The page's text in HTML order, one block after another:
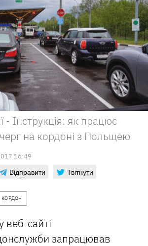
- Інструкція: як працює
на кордоні з Польщею
16:49
Відправити Твітнути
КОРДОН
веб-сайті
запрацював